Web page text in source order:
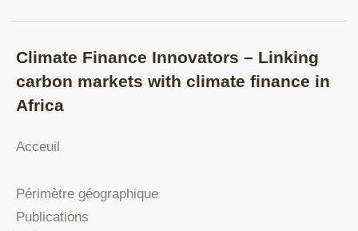
Climate Finance Innovators – Linking
carbon markets with climate finance in
Africa
Acceuil
Périmètre géographique
Publications